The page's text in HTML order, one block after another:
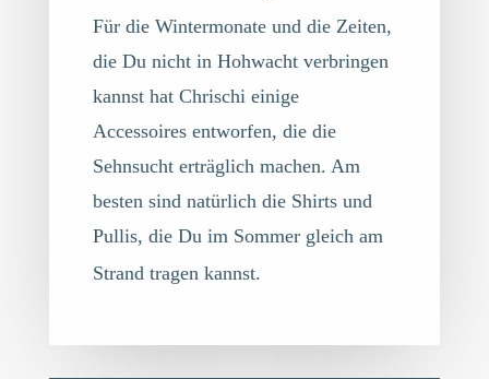
Für die Wintermonate und die Zeiten,
die Du nicht in Hohwacht verbringen
kannst hat Chrischi einige
Accessoires entworfen, die die
Sehnsucht erträglich machen. Am
besten sind natürlich die Shirts und
Pullis, die Du im Sommer gleich am
Strand tragen kannst.